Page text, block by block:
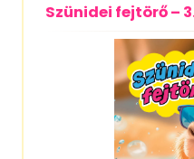
Szünidei fejtörő –